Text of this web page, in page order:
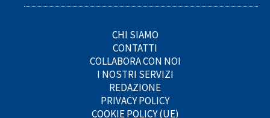
CHI SIAMO
CONTATTI
COLLABORA CON NOI
I NOSTRI SERVIZI
REDAZIONE
PRIVACY POLICY
COOKIE POLICY (UE)